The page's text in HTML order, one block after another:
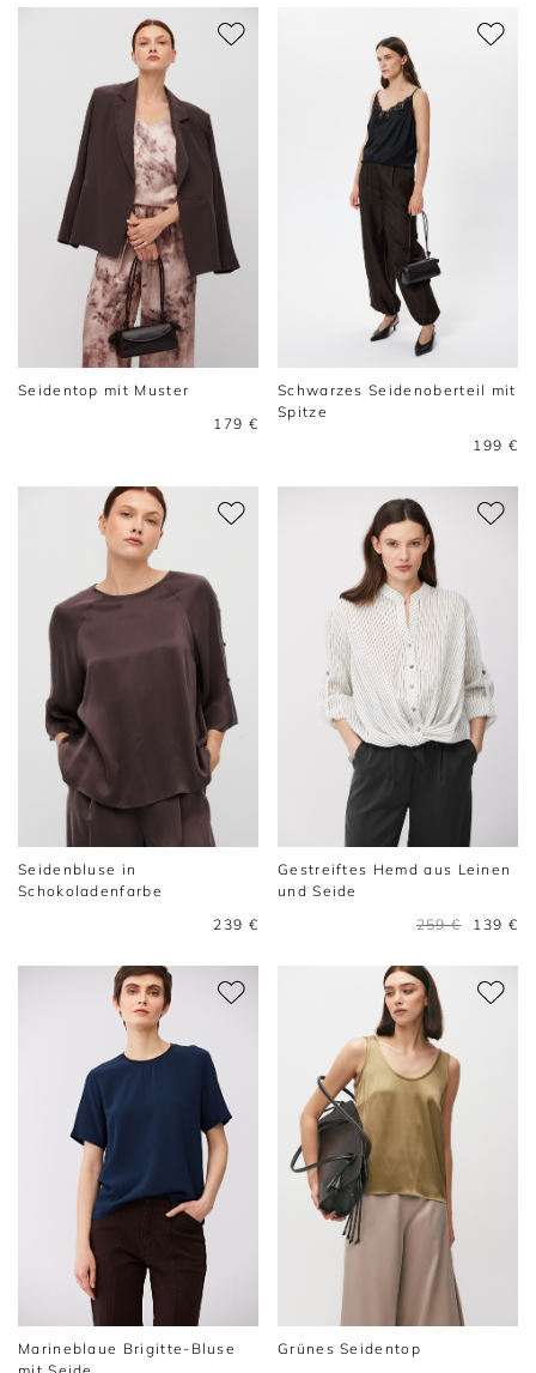
Seidentop mit Muster
179 €
Schwarzes Seidenoberteil mit
Spitze
199 €
Seidenbluse in
Schokoladenfarbe
239 €
Gestreiftes Hemd aus Leinen
und Seide
259 €
139 €
Marineblaue Brigitte-Bluse
Grünes Seidentop